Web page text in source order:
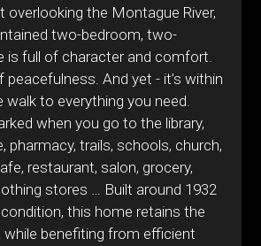
overlooking the Montague River,
two-bedroom, two-
is full of character and comfort.
peacefulness. And yet - it’s within
walk to everything you need.
when you go to the library,
pharmacy, trails, schools, church,
restaurant, salon, grocery,
stores … Built around 1932
this home retains the
benefiting from efficient